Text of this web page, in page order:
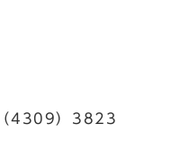
4309）3823